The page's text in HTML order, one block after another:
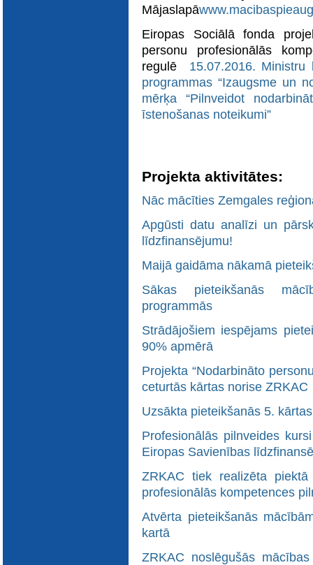
Mājaslapā
Eiropas Sociālā fonda
personu profesionālās
regulē 15.07.2016.
programmas “Izaugsme un
mērķa “Pilnveidot
īstenošanas noteikumi”
Projekta aktivitātes:
Nāc mācīties Zemgales
Apgūsti datu analīzi un
līdzfinansējumu!
Maijā gaidāma nākamā
Sākas pieteikšanās
programmās
Strādājošiem iespējams
90% apmērā
Projekta “Nodarbināto
ceturtās kārtas norise ZRKAC
Uzsākta pieteikšanās 5.
Profesionālās pilnveides
Eiropas Savienības
ZRKAC tiek realizēta
profesionālās kompetences
Atvērta pieteikšanās
kartā
ZRKAC noslēgušās